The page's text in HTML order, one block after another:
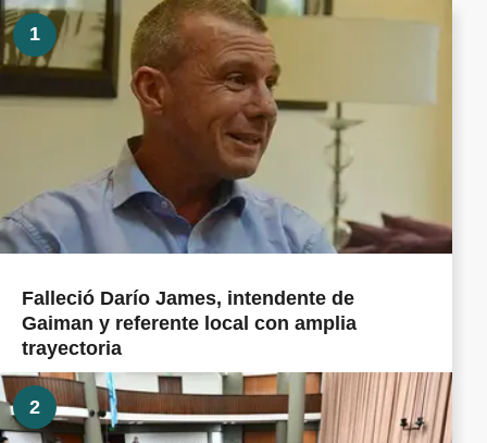
1
Falleció Darío James, intendente de
Gaiman y referente local con amplia
trayectoria
2